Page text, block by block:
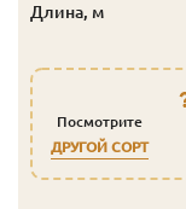
Длина, м
Посмотрите
ДРУГОЙ СОРТ